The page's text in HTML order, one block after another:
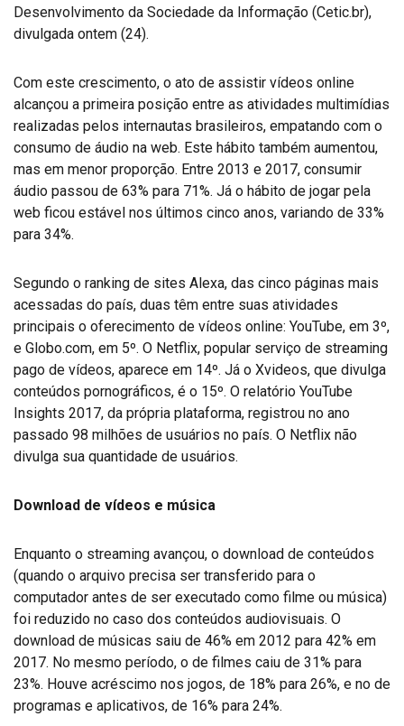
Desenvolvimento da Sociedade da Informação (Cetic.br),
divulgada ontem (24).
Com este crescimento, o ato de assistir vídeos online
alcançou a primeira posição entre as atividades multimídias
realizadas pelos internautas brasileiros, empatando com o
consumo de áudio na web. Este hábito também aumentou,
mas em menor proporção. Entre 2013 e 2017, consumir
áudio passou de 63% para 71%. Já o hábito de jogar pela
web ficou estável nos últimos cinco anos, variando de 33%
para 34%.
Segundo o ranking de sites Alexa, das cinco páginas mais
acessadas do país, duas têm entre suas atividades
principais o oferecimento de vídeos online: YouTube, em 3º,
e Globo.com, em 5º. O Netflix, popular serviço de streaming
pago de vídeos, aparece em 14º. Já o Xvideos, que divulga
conteúdos pornográficos, é o 15º. O relatório YouTube
Insights 2017, da própria plataforma, registrou no ano
passado 98 milhões de usuários no país. O Netflix não
divulga sua quantidade de usuários.
Download de vídeos e música
Enquanto o streaming avançou, o download de conteúdos
(quando o arquivo precisa ser transferido para o
computador antes de ser executado como filme ou música)
foi reduzido no caso dos conteúdos audiovisuais. O
download de músicas saiu de 46% em 2012 para 42% em
2017. No mesmo período, o de filmes caiu de 31% para
23%. Houve acréscimo nos jogos, de 18% para 26%, e no de
programas e aplicativos, de 16% para 24%.